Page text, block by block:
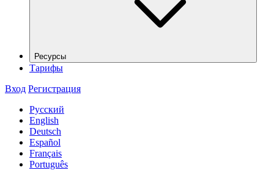
Ресурсы
Тарифы
Вход Регистрация
Русский
English
Deutsch
Español
Français
Português